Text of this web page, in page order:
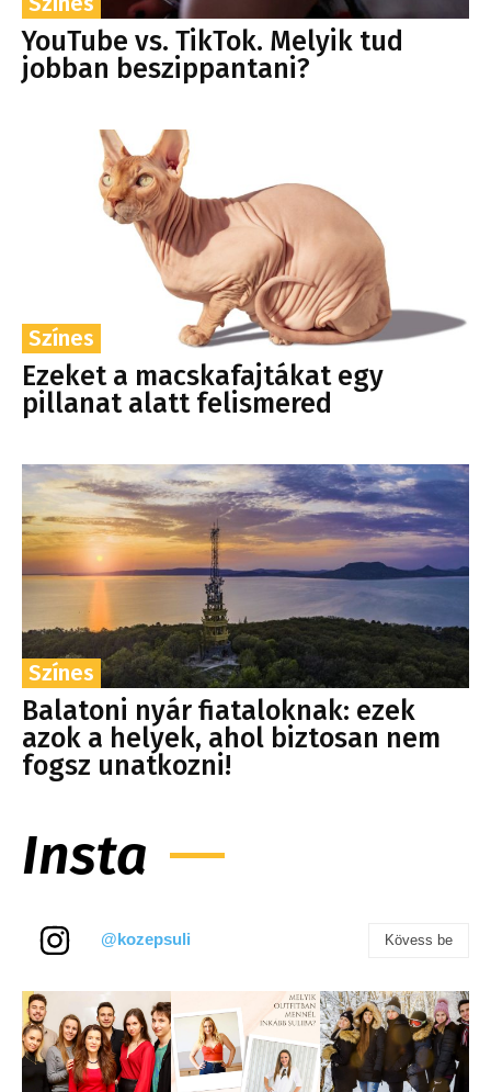
YouTube vs. TikTok. Melyik tud
jobban beszippantani?
Színes
Ezeket a macskafajtákat egy
pillanat alatt felismered
Színes
Balatoni nyár fiataloknak: ezek
azok a helyek, ahol biztosan nem
fogsz unatkozni!
Insta
@kozepsuli Kövess be